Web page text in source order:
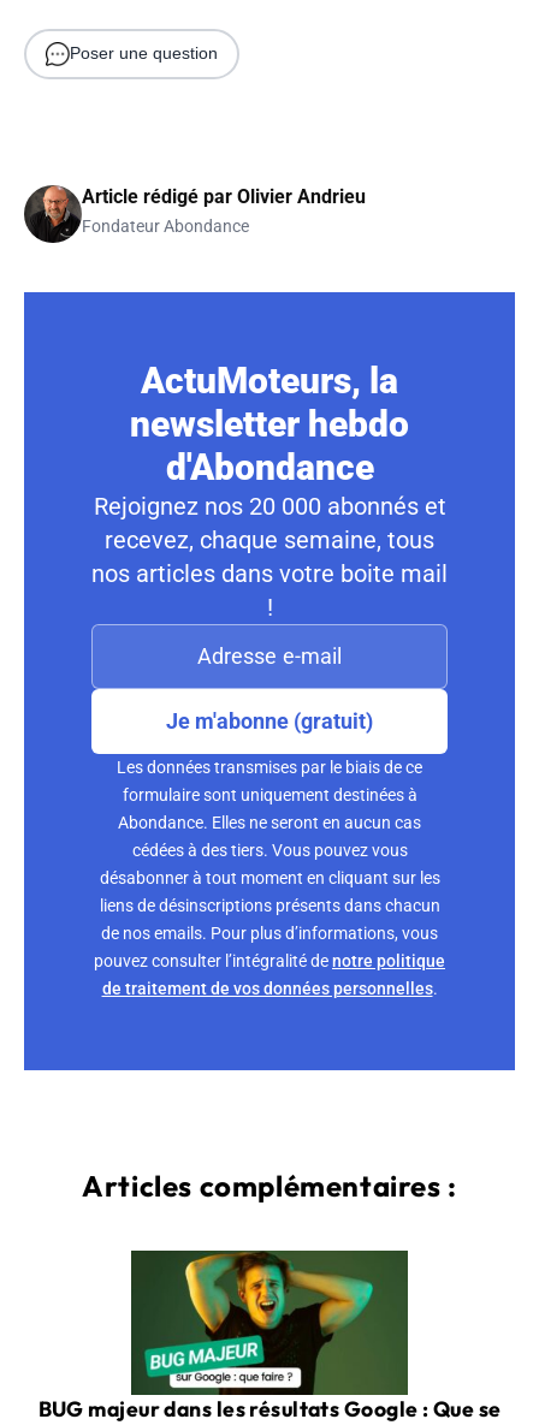
Poser une question
Article rédigé par Olivier Andrieu
Fondateur Abondance
ActuMoteurs, la
newsletter hebdo
d'Abondance
Rejoignez nos 20 000 abonnés et
recevez, chaque semaine, tous
nos articles dans votre boite mail
!
Je m'abonne (gratuit)
Les données transmises par le biais de ce
formulaire sont uniquement destinées à
Abondance. Elles ne seront en aucun cas
cédées à des tiers. Vous pouvez vous
désabonner à tout moment en cliquant sur les
liens de désinscriptions présents dans chacun
de nos emails. Pour plus d’informations, vous
pouvez consulter l’intégralité denotre politique
de traitement de vos données personnelles.
Articles complémentaires :
BUG majeur dans les résultats Google : Que se